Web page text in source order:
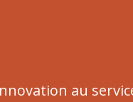
au